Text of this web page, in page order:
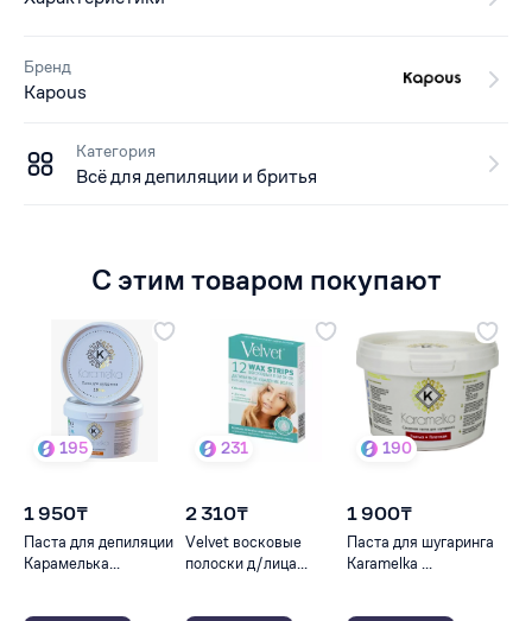
Бренд
Kapous
Категория
Всё для депиляции и бритья
С этим товаром покупают
195
1 950₸
Паста для депиляции
Карамелька...
231
2 310₸
Velvet восковые
полоски д/лица...
190
1 900₸
Паста для шугаринга
Karamelka ...